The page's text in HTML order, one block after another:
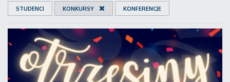
STUDENCI KONKURSY KONFERENCJE